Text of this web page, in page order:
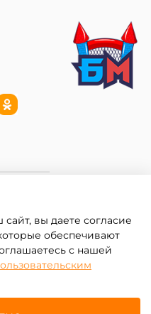
вы даете согласие
обеспечивают
с нашей